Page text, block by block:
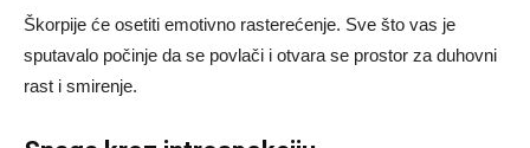
Škorpije će osetiti emotivno rasterećenje. Sve što vas je
sputavalo počinje da se povlači i otvara se prostor za duhovni
rast i smirenje.